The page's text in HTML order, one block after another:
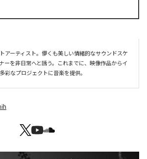
アーティスト。儚くも美しい情緒的なサウンドスケ
ーを非日常へと誘う。これまでに、映像作品からイ
彩なプロジェクトに音楽を提供。